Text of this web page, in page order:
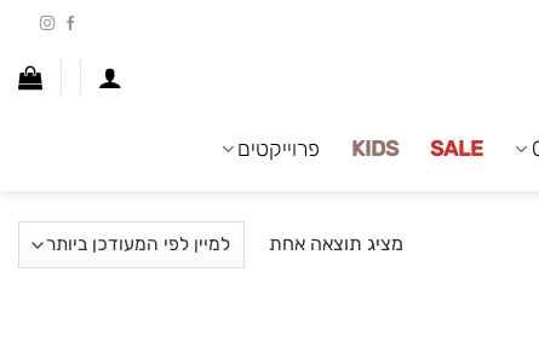
SALE
KIDS פרוייקטים
מציג תוצאה אחת